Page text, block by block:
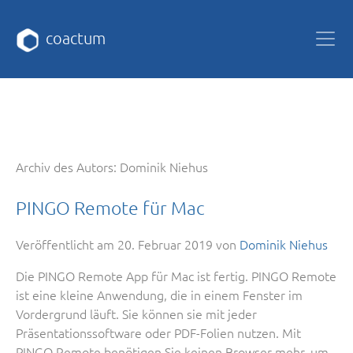
coactum
Archiv des Autors: Dominik Niehus
PINGO Remote für Mac
Veröffentlicht am 20. Februar 2019 von Dominik Niehus
Die PINGO Remote App für Mac ist fertig. PINGO Remote
ist eine kleine Anwendung, die in einem Fenster im
Vordergrund läuft. Sie können sie mit jeder
Präsentationssoftware oder PDF-Folien nutzen. Mit